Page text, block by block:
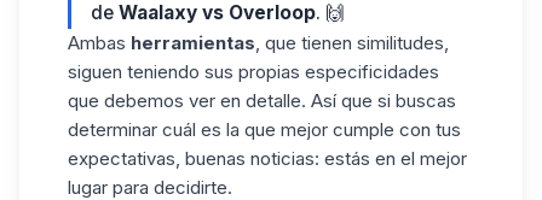
de Waalaxy vs Overloop. 🙌
Ambas herramientas, que tienen similitudes,
siguen teniendo sus propias especificidades
que debemos ver en detalle. Así que si buscas
determinar cuál es la que mejor cumple con tus
expectativas, buenas noticias: estás en el mejor
lugar para decidirte.